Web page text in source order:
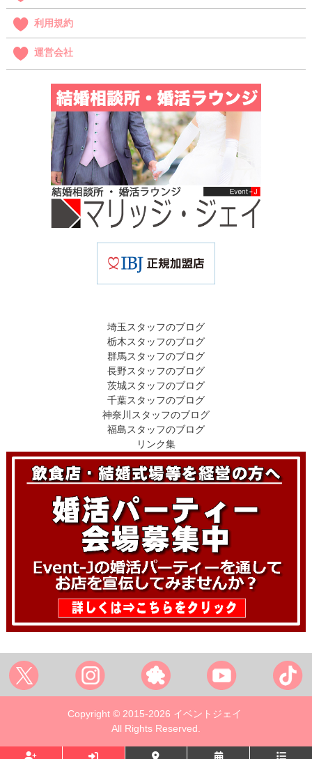
利用規約
運営会社
埼玉スタッフのブログ
栃木スタッフのブログ
群馬スタッフのブログ
長野スタッフのブログ
茨城スタッフのブログ
千葉スタッフのブログ
神奈川スタッフのブログ
福島スタッフのブログ
リンク集
Copyright © 2015-2026 イベントジェイ
All Rights Reserved.